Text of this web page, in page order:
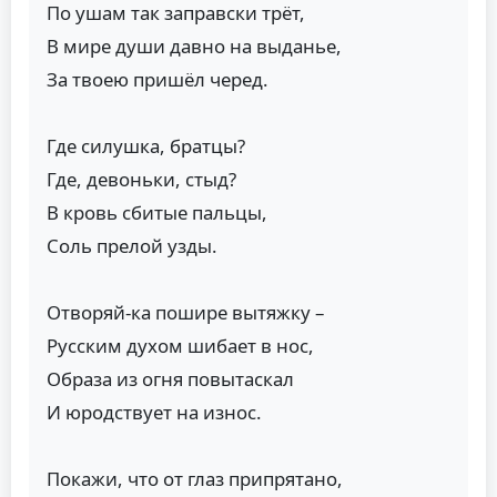
По ушам так заправски трёт,
В мире души давно на выданье,
За твоею пришёл черед.
Где силушка, братцы?
Где, девоньки, стыд?
В кровь сбитые пальцы,
Соль прелой узды.
Отворяй-ка пошире вытяжку –
Русским духом шибает в нос,
Образа из огня повытаскал
И юродствует на износ.
Покажи, что от глаз припрятано,